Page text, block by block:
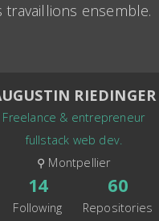
ensemble.
RIEDINGER
Freelance & entrepreneur
fullstack web dev.
⚲ Montpellier
14
Following
60
Repositories